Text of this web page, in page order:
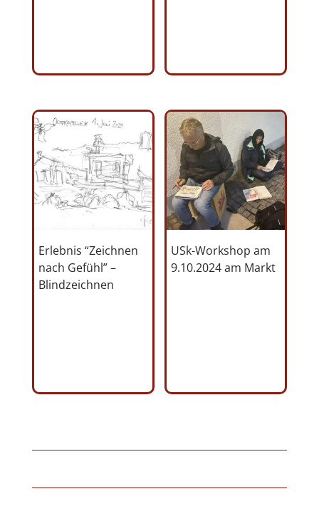
Erlebnis “Zeichnen
nach Gefühl” –
Blindzeichnen
USk-Workshop am
9.10.2024 am Markt